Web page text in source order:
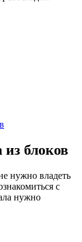
из блоков
нужно владеть
с
нужно